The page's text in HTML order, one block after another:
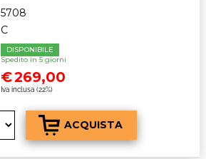
5708
C
DISPONIBILE
Spedito in 5 giorni
€269,00
Iva inclusa (22%)